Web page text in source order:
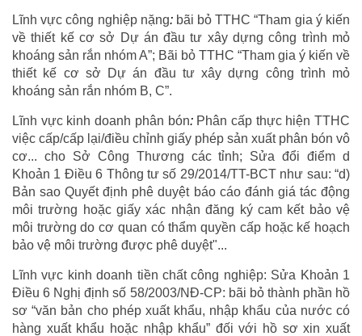
Lĩnh vực công nghiệp nặng: bãi bỏ TTHC “Tham gia ý kiến
về thiết kế cơ sở Dự án đầu tư xây dựng công trình mỏ
khoáng sản rắn nhóm A”; Bãi bỏ TTHC “Tham gia ý kiến về
thiết kế cơ sở Dự án đầu tư xây dựng công trình mỏ
khoáng sản rắn nhóm B, C”.
Lĩnh vực kinh doanh phân bón: Phân cấp thực hiện TTHC
việc cấp/cấp lại/điều chỉnh giấy phép sản xuất phân bón vô
cơ... cho Sở Công Thương các tỉnh; Sửa đổi điểm d
Khoản 1 Điều 6 Thông tư số 29/2014/TT-BCT như sau: “d)
Bản sao Quyết định phê duyệt báo cáo đánh giá tác động
môi trường hoặc giấy xác nhận đăng ký cam kết bảo vệ
môi trường do cơ quan có thẩm quyền cấp hoặc kế hoạch
bảo vệ môi trường được phê duyệt"...
Lĩnh vực kinh doanh tiền chất công nghiệp: Sửa Khoản 1
Điều 6 Nghị định số 58/2003/NĐ-CP: bãi bỏ thành phần hồ
sơ “văn bản cho phép xuất khẩu, nhập khẩu của nước có
hàng xuất khẩu hoặc nhập khẩu” đối với hồ sơ xin xuất